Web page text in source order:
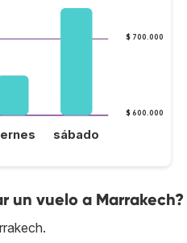
$ 600.000
$ 700.000
sábado
un vuelo a Marrakech?